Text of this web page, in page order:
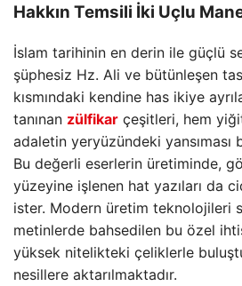
Hakkın Temsili İki Uçlu
İslam tarihinin en derin ile güçlü
şüphesiz Hz. Ali ve bütünleşen
kısmındaki kendine has ikiye
tanınan zülfikar çeşitleri, hem
adaletin yeryüzündeki yansıması
Bu değerli eserlerin üretiminde,
yüzeyine işlenen hat yazıları da
ister. Modern üretim teknolojileri
metinlerde bahsedilen bu özel
yüksek nitelikteki çeliklerle
nesillere aktarılmaktadır.